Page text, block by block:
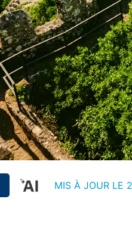
MIS À JOUR LE